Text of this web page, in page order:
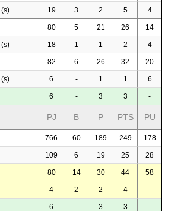
(s) 19 3 2 5 4
80 5 21 26 14
(s) 18 1 1 2 4
82 6 26 32 20
(s) 6 - 1 1 6
6 - 3 3 -
PJ B P PTS PU
766 60 189 249 178
109 6 19 25 28
80 14 30 44 58
4 2 2 4 -
6 - 3 3 -